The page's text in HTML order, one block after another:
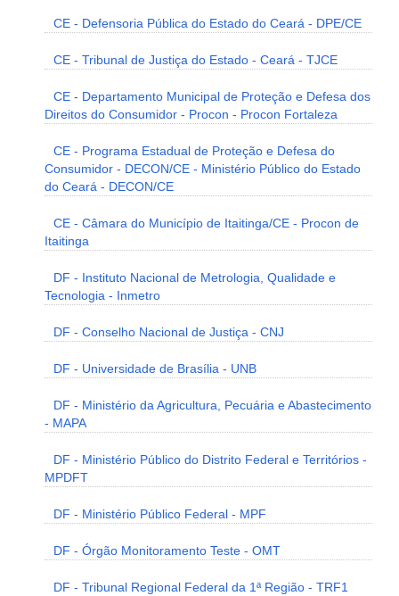
CE - Defensoria Pública do Estado do Ceará - DPE/CE
CE - Tribunal de Justiça do Estado - Ceará - TJCE
CE - Departamento Municipal de Proteção e Defesa dos
Direitos do Consumidor - Procon - Procon Fortaleza
CE - Programa Estadual de Proteção e Defesa do
Consumidor - DECON/CE - Ministério Público do Estado
do Ceará - DECON/CE
CE - Câmara do Município de Itaitinga/CE - Procon de
Itaitinga
DF - Instituto Nacional de Metrologia, Qualidade e
Tecnologia - Inmetro
DF - Conselho Nacional de Justiça - CNJ
DF - Universidade de Brasília - UNB
DF - Ministério da Agricultura, Pecuária e Abastecimento
- MAPA
DF - Ministério Público do Distrito Federal e Territórios -
MPDFT
DF - Ministério Público Federal - MPF
DF - Órgão Monitoramento Teste - OMT
DF - Tribunal Regional Federal da 1ª Região - TRF1